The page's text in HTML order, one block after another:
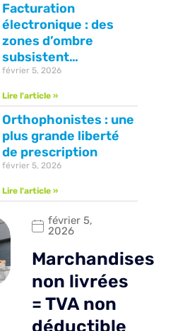
Facturation
électronique : des
zones d’ombre
subsistent…
février 5, 2026
Lire l'article »
Orthophonistes : une
plus grande liberté
de prescription
février 5, 2026
Lire l'article »
février 5,
2026
Marchandises
non livrées
= TVA non
déductible